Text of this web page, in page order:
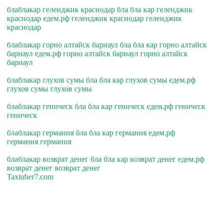
блаблакар геленджик краснодар бла бла кар геленджик
краснодар едем.рф геленджик краснодар геленджик
краснодар
блаблакар горно алтайск барнаул бла бла кар горно алтайск
барнаул едем.рф горно алтайск барнаул горно алтайск
барнаул
блаблакар глухов сумы бла бла кар глухов сумы едем.рф
глухов сумы глухов сумы
блаблакар геническ бла бла кар геническ едем.рф геническ
геническ
блаблакар германия бла бла кар германия едем.рф
германия германия
блаблакар возврат денег бла бла кар возврат денег едем.рф
возврат денег возврат денег
Taxiuber7.com